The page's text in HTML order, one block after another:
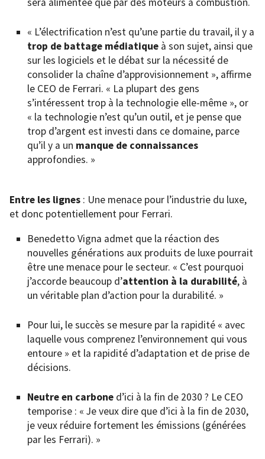
« L’électrification n’est qu’une partie du travail, il y a
trop de battage médiatique à son sujet, ainsi que
sur les logiciels et le débat sur la nécessité de
consolider la chaîne d’approvisionnement », affirme
le CEO de Ferrari. « La plupart des gens
s’intéressent trop à la technologie elle-même », or
« la technologie n’est qu’un outil, et je pense que
trop d’argent est investi dans ce domaine, parce
qu’il y a un manque de connaissances
approfondies. »
Entre les lignes : Une menace pour l’industrie du luxe,
et donc potentiellement pour Ferrari.
Benedetto Vigna admet que la réaction des
nouvelles générations aux produits de luxe pourrait
être une menace pour le secteur. « C’est pourquoi
j’accorde beaucoup d’attention à la durabilité, à
un véritable plan d’action pour la durabilité. »
Pour lui, le succès se mesure par la rapidité « avec
laquelle vous comprenez l’environnement qui vous
entoure » et la rapidité d’adaptation et de prise de
décisions.
Neutre en carbone d’ici à la fin de 2030 ? Le CEO
temporise : « Je veux dire que d’ici à la fin de 2030,
je veux réduire fortement les émissions (générées
par les Ferrari). »